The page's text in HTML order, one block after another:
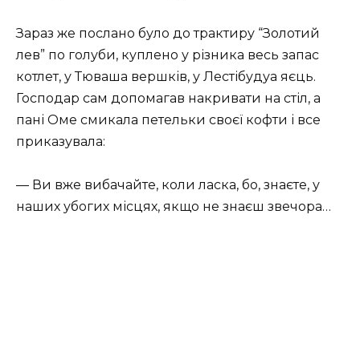
Зараз же послано було до трактиру “Золотий
лев” по голуби, куплено у різника весь запас
котлет, у Тюваша вершків, у Лестібудуа яєць.
Господар сам допомагав накривати на стіл, а
пані Оме смикала петельки своєї кофти і все
приказувала:
— Ви вже вибачайте, коли ласка, бо, знаєте, у
наших убогих місцях, якщо не знаєш звечора…